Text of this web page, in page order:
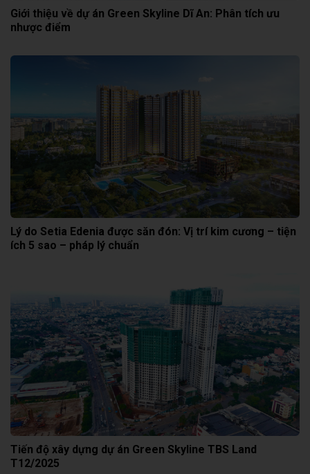
Giới thiệu về dự án Green Skyline Dĩ An: Phân tích ưu
nhược điểm
Lý do Setia Edenia được săn đón: Vị trí kim cương – tiện
ích 5 sao – pháp lý chuẩn
Tiến độ xây dựng dự án Green Skyline TBS Land
T12/2025